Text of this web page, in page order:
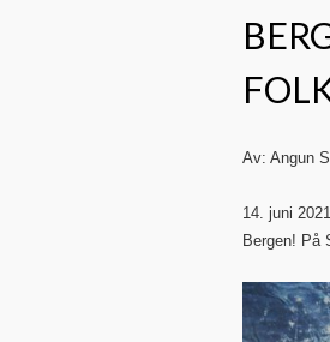
Av: Angun
14. juni
Bergen! På